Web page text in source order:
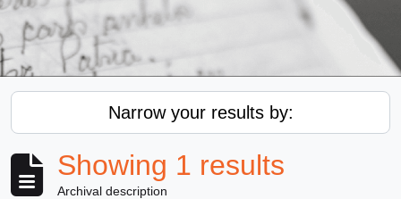
Narrow your results by:
Showing 1 results
Archival description